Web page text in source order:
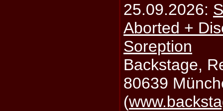
25.09.2026:
Aborted +
Soreption
Backstage,
80639
(